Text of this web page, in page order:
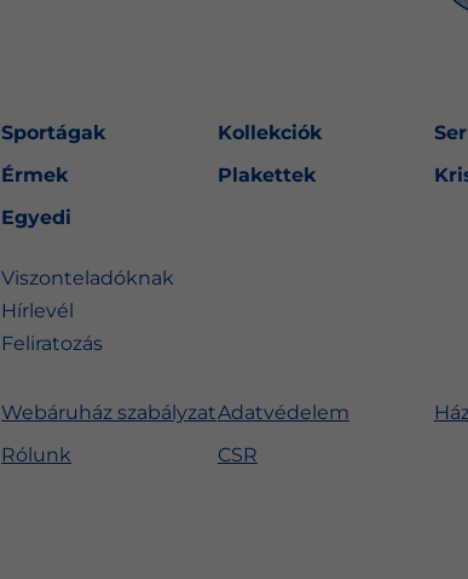
Sportágak Kollekciók
Érmek
Plakettek
Egyedi
Viszonteladóknak
Hírlevél
Feliratozás
Webáruház szabályzatAdatvédelem
Rólunk
CSR